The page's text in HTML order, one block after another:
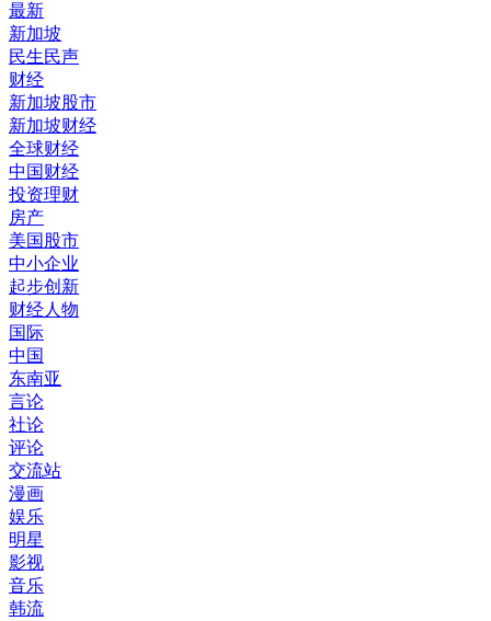
最新
新加坡
民生民声
财经
新加坡股市
新加坡财经
全球财经
中国财经
投资理财
房产
美国股市
中小企业
起步创新
财经人物
国际
中国
东南亚
言论
社论
评论
交流站
漫画
娱乐
明星
影视
音乐
韩流